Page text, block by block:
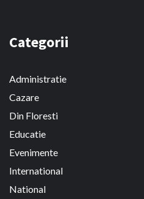
Categorii
Administratie
Cazare
Din Floresti
Educatie
Evenimente
International
National